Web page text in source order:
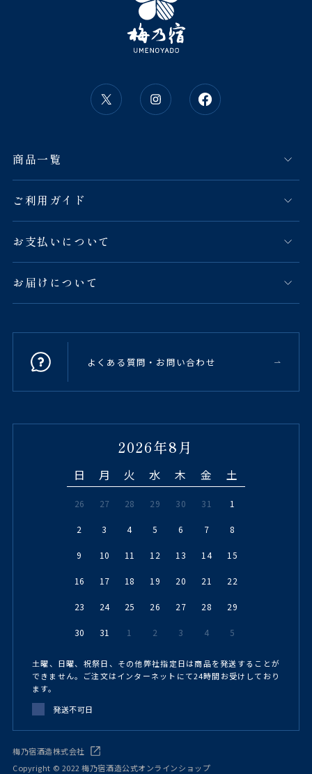
商品一覧
ご利用ガイド
お支払いについて
お届けについて
よくある質問・お問い合わせ
2026年8月
日 月 火 水 木 金 土
26 27 28 29 30 31 1
2 3 4 5 6 7 8
9 10 11 12 13 14 15
16 17 18 19 20 21 22
23 24 25 26 27 28 29
30 31 1 2 3 4 5
土曜、日曜、祝祭日、その他弊社指定日は商品を発送することが
できません。ご注文はインターネットにて24時間お受けしており
ます。
発送不可日
梅乃宿酒造株式会社
Copyright © 2022 梅乃宿酒造公式オンラインショップ